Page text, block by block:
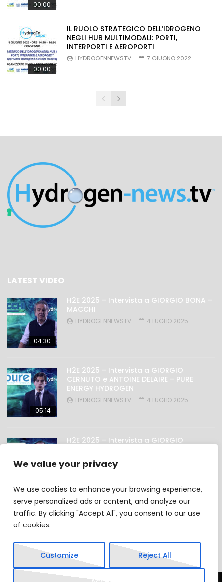
We value your privacy
We use cookies to enhance your browsing experience,
serve personalized ads or content, and analyze our
traffic. By clicking "Accept All", you consent to our use
of cookies.
Customize Reject All
00:00
00:00
IL RUOLO STRATEGICO DELL’IDROGENO
NEGLI HUB MULTIMODALI: PORTI,
INTERPORTI E AEROPORTI
HYDROGENNEWSTV 7 GIUGNO 2022
LATEST VIDEO
04:30
H2E 2025 – Intervista a GIORGIO BONA –
MACCHI
HYDROGENNEWSTV 4 LUGLIO 2025
05:14
H2E 2025 – Intervista a GIORGIO
CERNUTO e ANTOINE DELAIRE – PURE
ENERGY HYDROGEN
HYDROGENNEWSTV 4 LUGLIO 2025
H2E 2025 – Intervista a GIORGIO
HYDROGENNEWSTV
Privacy Policy